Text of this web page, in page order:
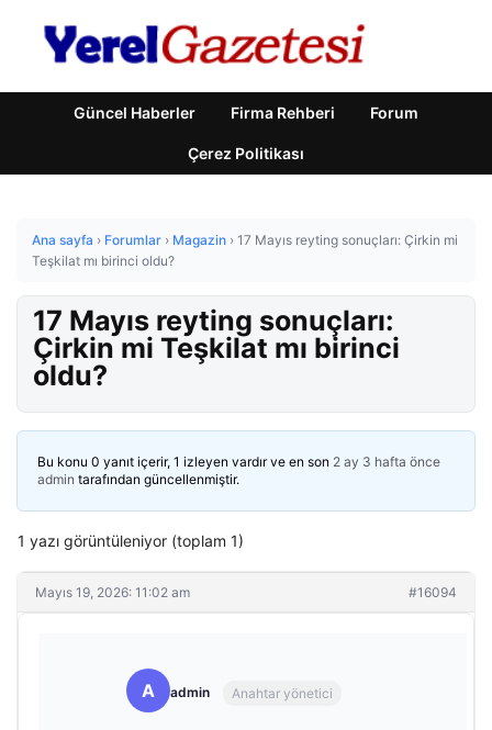
Güncel Haberler Firma Rehberi Forum
Çerez Politikası
Ana sayfa › Forumlar › Magazin › 17 Mayıs reyting sonuçları: Çirkin mi
Teşkilat mı birinci oldu?
17 Mayıs reyting sonuçları:
Çirkin mi Teşkilat mı birinci
oldu?
Bu konu 0 yanıt içerir, 1 izleyen vardır ve en son 2 ay 3 hafta önce
admin tarafından güncellenmiştir.
1 yazı görüntüleniyor (toplam 1)
Mayıs 19, 2026: 11:02 am #16094
A admin Anahtar yönetici